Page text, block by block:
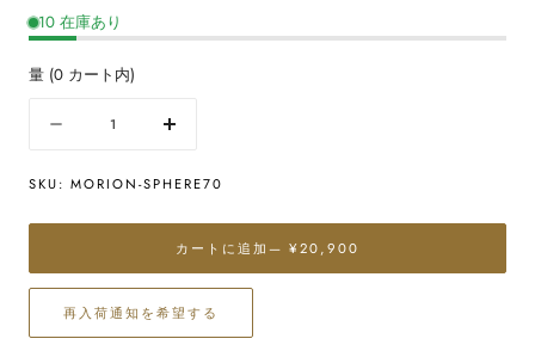
10 在庫あり
量 (0 カート内)
を
減
す
数
を
増
や
す
SKU: MORION-SPHERE70
カートに追加— ¥20,900
再入荷通知を希望する